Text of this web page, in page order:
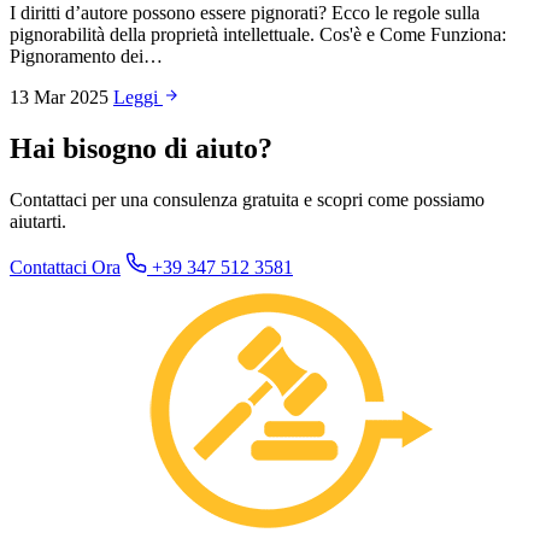
I diritti d’autore possono essere pignorati? Ecco le regole sulla
pignorabilità della proprietà intellettuale. Cos'è e Come Funziona:
Pignoramento dei…
13 Mar 2025 Leggi
Hai bisogno di aiuto?
Contattaci per una consulenza gratuita e scopri come possiamo
aiutarti.
Contattaci Ora +39 347 512 3581